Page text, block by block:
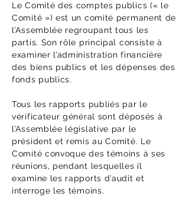
Le Comité des comptes publics (« le
Comité ») est un comité permanent de
l’Assemblée regroupant tous les
partis. Son rôle principal consiste à
examiner l’administration financière
des biens publics et les dépenses des
fonds publics.
Tous les rapports publiés par le
vérificateur général sont déposés à
l’Assemblée législative par le
président et remis au Comité. Le
Comité convoque des témoins à ses
réunions, pendant lesquelles il
examine les rapports d’audit et
interroge les témoins.